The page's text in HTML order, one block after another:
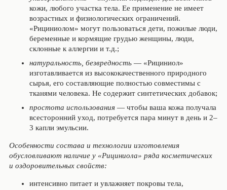
кожи, любого участка тела. Ее применение не имеет
возрастных и физиологических ограничений.
«Рициниолом» могут пользоваться дети, пожилые люди,
беременные и кормящие грудью женщины, люди,
склонные к аллергии и т.д.;
натуральность, безвредность— «Рициниол»
изготавливается из высококачественного природного
сырья, его составляющие полностью совместимы с
тканями человека. Не содержит синтетических добавок;
простота использования— чтобы ваша кожа получала
всесторонний уход, потребуется пара минут в день и 2–
3 капли эмульсии.
Особенности состава и технологии изготовления
обусловливают наличие у «Рициниола» ряда косметических
и оздоровительных свойств:
интенсивно питает и увлажняет покровы тела,